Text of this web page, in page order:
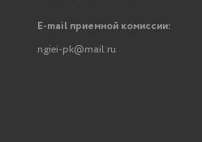
E-mail приемной комиссии:
ngiei-pk@mail.ru